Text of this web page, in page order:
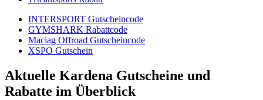
INTERSPORT Gutscheincode
GYMSHARK Rabattcode
Maciag Offroad Gutscheincode
XSPO Gutschein
Aktuelle Kardena Gutscheine und
Rabatte im Überblick